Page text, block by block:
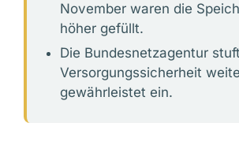
November waren die
höher gefüllt.
Die Bundesnetzagentur
Versorgungssicherheit
gewährleistet ein.